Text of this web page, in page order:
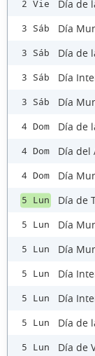
2 Vie Día de
3 Sáb Día
3 Sáb Día de
3 Sáb Día
3 Sáb Día
4 Dom Día de
4 Dom Día del
4 Dom Día
5 Lun Día de
5 Lun Día
5 Lun Día
5 Lun Día
5 Lun Día
5 Lun Día de
5 Lun Día de